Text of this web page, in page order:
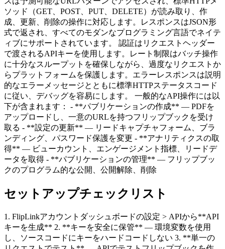
ソッド（GET、POST、PUT、DELETE）が読み取り、作
成、更新、削除の操作に対応します。レスポンスはJSON形
式で返され、すべてのモダンなプログラミング言語でネイテ
ィブにサポートされています。 認証はリクエストヘッダー
で渡されるAPIキーを使用します。レート制限はバッチ操作
に十分なスループットを確保しながら、過度なリクエストか
らプラットフォームを保護します。エラーレスポンスは説明
的なエラーメッセージとともに標準HTTPステータスコード
に従い、デバッグを容易にします。 一般的なAPI操作には以
下が含まれます： - **パブリケーションの作成** — PDFを
アップロードし、一意のURLを持つフリップブックを受け
取る - **設定の更新** — リードキャプチャフォーム、ブラ
ンディング、パスワード保護を変更 - **アナリティクスの取
得** — ビューカウント、エンゲージメント指標、リードデ
ータを取得 - **パブリケーションの管理** — フリップブッ
クのプログラム的な公開、公開解除、削除
セットアップチェックリスト
1. FlipLinkアカウントダッシュボードの設定 > APIから**API
キーを生成** 2. **キーを安全に保管** — 環境変数を使用
し、ソースコードにキーをハードコードしない 3. **単一の